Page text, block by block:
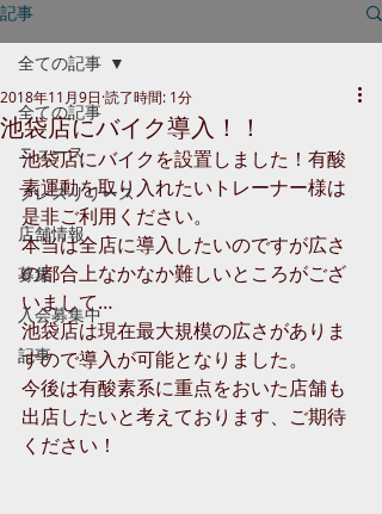
記事
全ての記事
ニュース
プレスリリース
店舗情報
募集
入会募集中
記事
全ての記事
池袋店にバイク導入！！
2018年11月9日 読了時間: 1分
池袋店にバイクを設置しました！有酸
素運動を取り入れたいトレーナー様は
是非ご利用ください。
本当は全店に導入したいのですが広さ
の都合上なかなか難しいところがござ
いまして…
池袋店は現在最大規模の広さがありま
すので導入が可能となりました。
今後は有酸素系に重点をおいた店舗も
出店したいと考えております、ご期待
ください！